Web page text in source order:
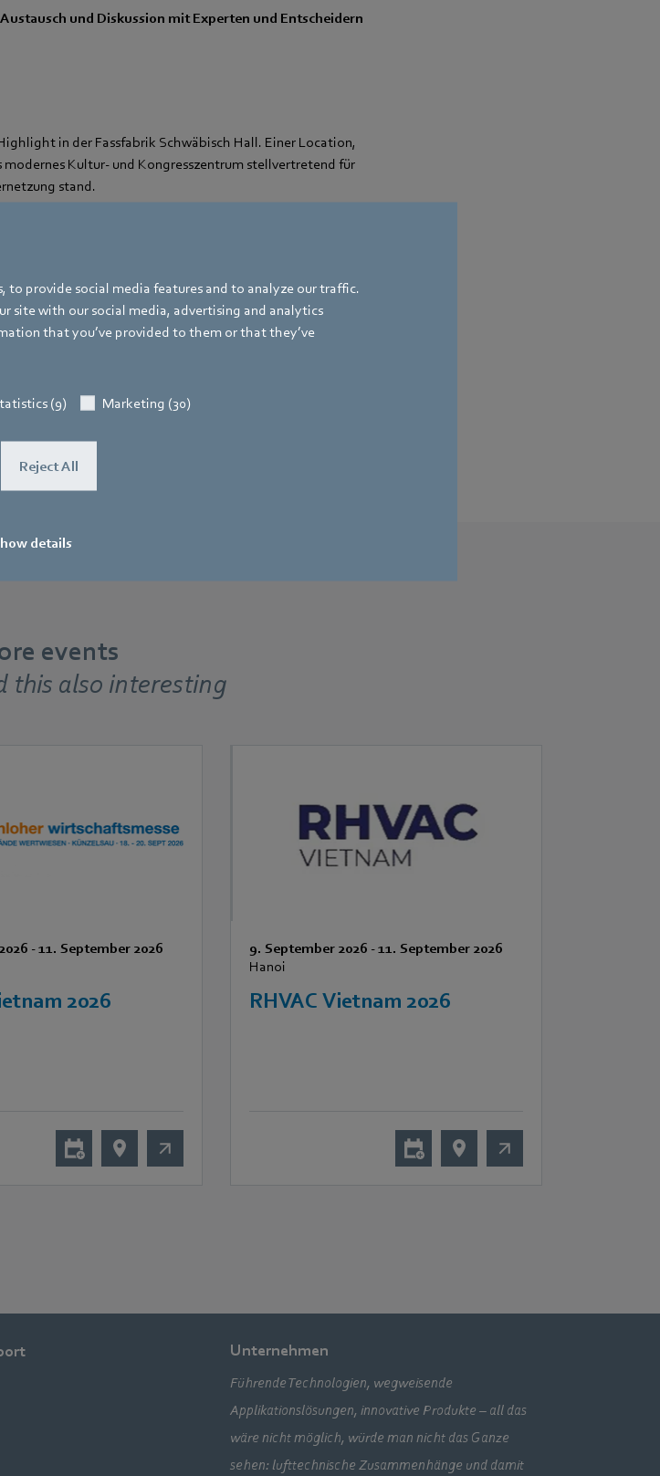
to provide social media features and to analyze our traffic.
site with our social media, advertising and analytics
that you’ve provided to them or that they’ve
(9) Marketing (30)
Reject All
details
und Diskussion mit Experten und Entscheidern
in der Fassfabrik Schwäbisch Hall. Einer Location,
modernes Kultur- und Kongresszentrum stellvertretend für
stand.
Bergexpeditionen, die ersten Kunststofftanks für
1972 und in Kürze nun zudem wertvolle Gedanken und
und einen der begrenzten Teilnahmeplätze.
events
this also interesting
-11. September 2026
2026
9. September 2026 -11. September 2026
Hanoi
RHVAC Vietnam 2026
Unternehmen
Führende Technologien, wegweisende
Applikationslösungen, innovative Produkte – all das
wäre nicht möglich, würde man nicht das Ganze
sehen: lufttechnische Zusammenhänge und damit